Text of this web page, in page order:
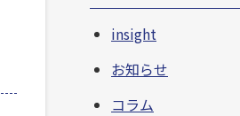
insight
お知らせ
コラム